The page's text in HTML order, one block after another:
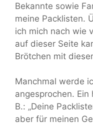
Bekannte sowie
meine Packlisten.
ich mich nach wie
auf dieser Seite
Brötchen mit
Manchmal werde
angesprochen.
B.: „Deine
aber für meinen